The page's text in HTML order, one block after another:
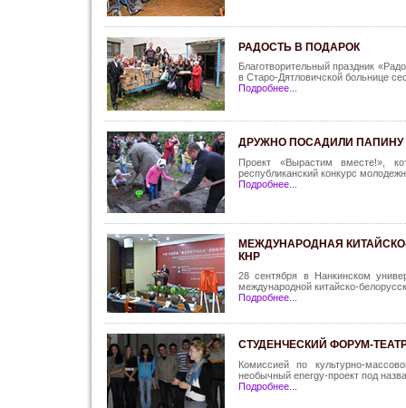
РАДОСТЬ В ПОДАРОК
Благотворительный праздник
в Старо-Дятловичской больнице
Подробнее...
ДРУЖНО ПОСАДИЛИ
Проект «Вырастим вместе!»,
республиканский конкурс
Подробнее...
МЕЖДУНАРОДНАЯ
КНР
28 сентября в Нанкинском
международной китайско-
Подробнее...
СТУДЕНЧЕСКИЙ ФОРУМ-
Комиссией по культурно-
необычный energy-проект под
Подробнее...